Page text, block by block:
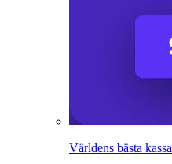
Världens bästa kassa